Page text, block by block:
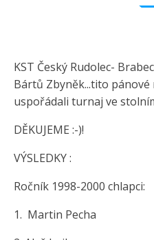
KST Český Rudolec-
Bártů Zbyněk...tito
uspořádali turnaj ve
DĚKUJEME :-)!
VÝSLEDKY :
Ročník 1998-2000 chlapci:
1. Martin Pecha